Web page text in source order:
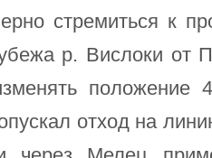
стремиться к
р. Вислоки от
отход на